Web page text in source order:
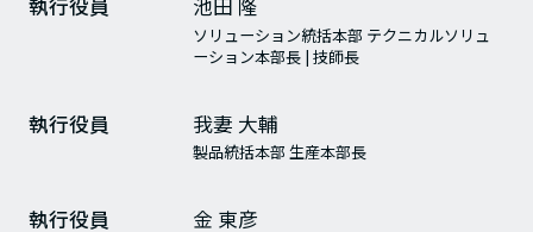
執行役員 池田 隆
ソリューション統括本部 テクニカルソリュ
ーション本部長 | 技師長
執行役員 我妻 大輔
製品統括本部 生産本部長
執行役員 金 東彦